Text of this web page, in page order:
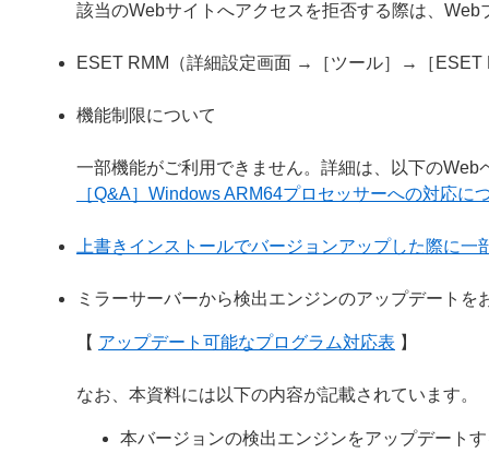
該当のWebサイトへアクセスを拒否する際は、
ESET RMM（詳細設定画面 →［ツール］→［ESET
機能制限について
一部機能がご利用できません。詳細は、以下の
［Q&A］Windows ARM64プロセッサーへの対応に
上書きインストールでバージョンアップした際に一
ミラーサーバーから検出エンジンのアップデート
【 アップデート可能なプログラム対応表 】
なお、本資料には以下の内容が記載されています。
本バージョンの検出エンジンをアップデート